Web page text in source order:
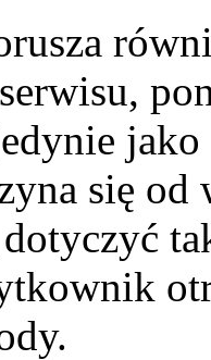
się